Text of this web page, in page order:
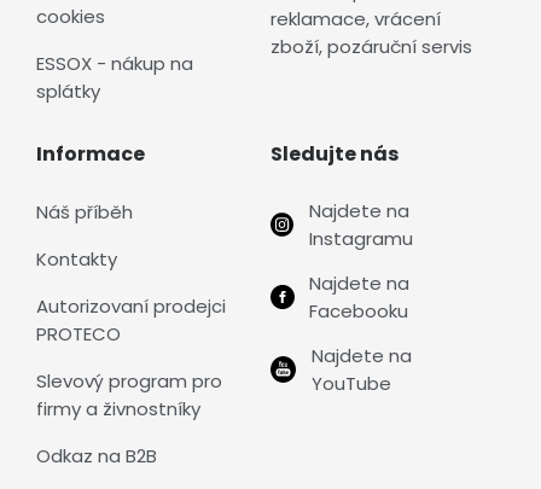
cookies
ESSOX - nákup na
splátky
reklamace, vrácení
zboží, pozáruční servis
Informace
Náš příběh
Kontakty
Autorizovaní prodejci
PROTECO
Slevový program pro
firmy a živnostníky
Odkaz na B2B
Sledujte nás
Najdete na
Instagramu
Najdete na
Facebooku
Najdete na
YouTube